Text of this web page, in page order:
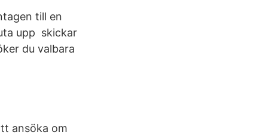
till en
upp skickar
du valbara
ansöka om